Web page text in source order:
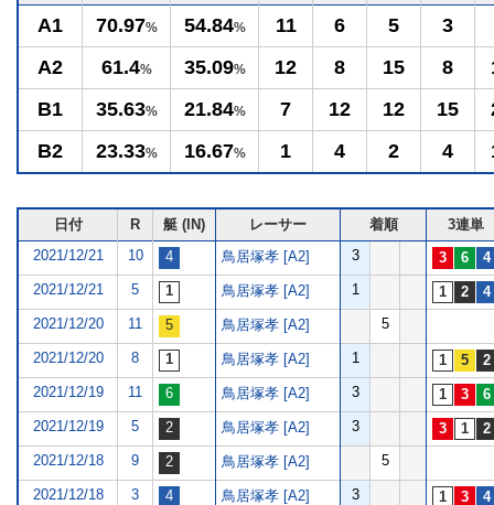
A1 70.97% 54.84% 11 6 5
3
A2
61.4% 35.09% 12 8 15 8
B1
35.63% 21.84% 7 12 12 15
B2
23.33% 16.67% 1 4 2 4
日付 R 艇 (IN) レーサー 着順
3連単
2021/12/21
10 鳥居塚孝 [A2] 3
2021/12/21 5 鳥居塚孝 [A2] 1
2021/12/20 11 鳥居塚孝 [A2] 5
2021/12/20 8 鳥居塚孝 [A2] 1
2021/12/19 11 鳥居塚孝 [A2] 3
2021/12/19 5 鳥居塚孝 [A2] 3
2021/12/18 9 鳥居塚孝 [A2] 5
2021/12/18 3 鳥居塚孝 [A2] 3